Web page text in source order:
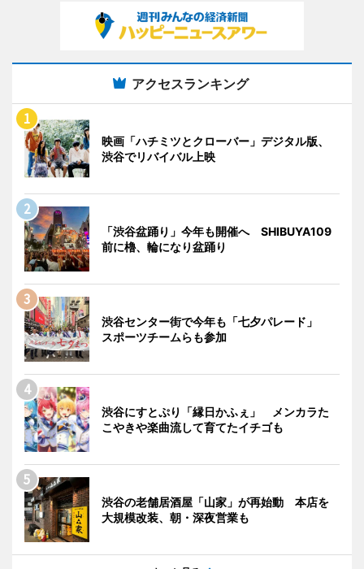
アクセスランキング
映画「ハチミツとクローバー」デジタル版、
渋谷でリバイバル上映
「渋谷盆踊り」今年も開催へ SHIBUYA109
前に櫓、輪になり盆踊り
渋谷センター街で今年も「七夕パレード」
スポーツチームらも参加
渋谷にすとぷり「縁日かふぇ」 メンカラた
こやきや楽曲流して育てたイチゴも
渋谷の老舗居酒屋「山家」が再始動 本店を
大規模改装、朝・深夜営業も